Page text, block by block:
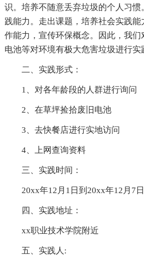
识。培养不随意丢弃垃圾的个人习
践能力。走出课题，培养社会实践
作能力，宣传环保概念。因此，我们
电池等对环境有极大危害垃圾进行实
二、实践形式：
1、对各年龄段的人群进行询问
2、在草坪捡拾废旧电池
3、去快餐店进行实地访问
4、上网查询资料
三、实践时间：
20xx年12月1日到20xx年12月7日
四、实践地址：
xx职业技术学院附近
五、实践人: